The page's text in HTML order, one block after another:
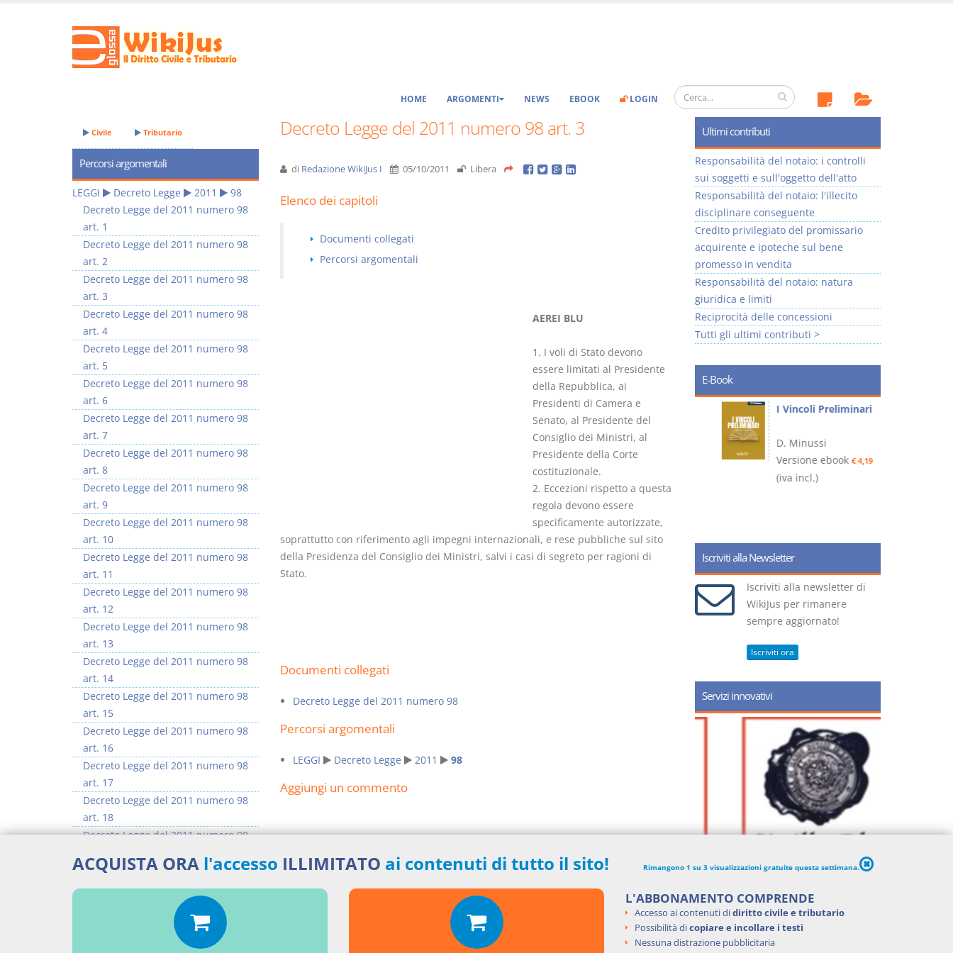
HOME ARGOMENTI NEWS EBOOK LOGIN
Decreto Legge del 2011 numero 98 art. 3
di Redazione WikiJus I 05/10/2011 Libera
Elenco dei capitoli
Documenti collegati
Percorsi argomentali
AEREI BLU
1. I voli di Stato devono
essere limitati al Presidente
della Repubblica, ai
Presidenti di Camera e
Senato, al Presidente del
Consiglio dei Ministri, al
Presidente della Corte
costituzionale.
2. Eccezioni rispetto a questa
regola devono essere
specificamente autorizzate,
soprattutto con riferimento agli impegni internazionali, e rese pubbliche sul sito
della Presidenza del Consiglio dei Ministri, salvi i casi di segreto per ragioni di
Stato.
Documenti collegati
Decreto Legge del 2011 numero 98
Percorsi argomentali
LEGGI Decreto Legge 2011 98
Aggiungi un commento
Civile Tributario
Percorsi argomentali
LEGGI Decreto Legge 2011
98
Decreto Legge del 2011 numero 98
art. 1
Decreto Legge del 2011 numero 98
art. 2
Decreto Legge del 2011 numero 98
art. 3
Decreto Legge del 2011 numero 98
art. 4
Decreto Legge del 2011 numero 98
art. 5
Decreto Legge del 2011 numero 98
art. 6
Decreto Legge del 2011 numero 98
art. 7
Decreto Legge del 2011 numero 98
art. 8
Decreto Legge del 2011 numero 98
art. 9
Decreto Legge del 2011 numero 98
art. 10
Decreto Legge del 2011 numero 98
art. 11
Decreto Legge del 2011 numero 98
art. 12
Decreto Legge del 2011 numero 98
art. 13
Decreto Legge del 2011 numero 98
art. 14
Decreto Legge del 2011 numero 98
art. 15
Decreto Legge del 2011 numero 98
art. 16
Decreto Legge del 2011 numero 98
art. 17
Decreto Legge del 2011 numero 98
art. 18
Decreto Legge del 2011 numero 98
Decreto Legge del 2011 numero 98
art. 20
>> Vai all'argomento completo
Ultimi contributi
Responsabilità del notaio: i controlli
sui soggetti e sull'oggetto dell'atto
Responsabilità del notaio: l'illecito
disciplinare conseguente
Credito privilegiato del promissario
acquirente e ipoteche sul bene
promesso in vendita
Responsabilità del notaio: natura
giuridica e limiti
Reciprocità delle concessioni
Tutti gli ultimi contributi >
E-Book
relazione giuridica
Versione ebook
I Singoli Contratti
D. Minussi
Versione ebook
(iva incl.)
Le Società di
Persone
D. Minussi
Versione ebook
(iva incl.)
I Vincoli Preliminari
D. Minussi
Versione ebook€ 4,19
(iva incl.)
Iscriviti alla Newsletter
Iscriviti alla newsletter di
WikiJus per rimanere
sempre aggiornato!
Iscriviti ora
Servizi innovativi
ACQUISTA ORA l'accesso ILLIMITATO ai contenuti di tutto il sito! Rimangono 1 su 3 visualizzazioni gratuite questa settimana.
L'ABBONAMENTO COMPRENDE
Accesso ai contenuti didiritto civile e tributario
Possibilità dicopiare e incollare i testi
Nessuna distrazione pubblicitaria